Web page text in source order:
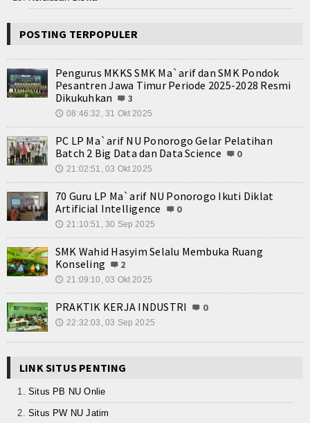
POSTING TERPOPULER
Pengurus MKKS SMK Ma`arif dan SMK Pondok
Pesantren Jawa Timur Periode 2025-2028 Resmi
Dikukuhkan
3
🕔 08:46:32, 31 Okt 2025
PC LP Ma`arif NU Ponorogo Gelar Pelatihan
Batch 2 Big Data dan Data Science
0
🕔 21:02:51, 03 Okt 2025
70 Guru LP Ma`arif NU Ponorogo Ikuti Diklat
Artificial Intelligence
0
🕔 21:10:51, 30 Sep 2025
SMK Wahid Hasyim Selalu Membuka Ruang
Konseling
2
🕔 21:09:10, 03 Okt 2025
PRAKTIK KERJA INDUSTRI 0
🕔 22:32:03, 03 Sep 2025
LINK SITUS PENTING
Situs PB NU Onlie
Situs PW NU Jatim